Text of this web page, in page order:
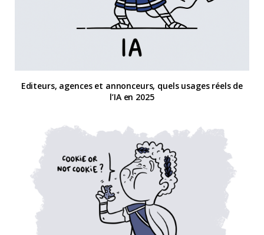
Editeurs, agences et annonceurs, quels usages réels de
l’IA en 2025